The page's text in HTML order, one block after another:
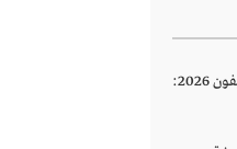
تحميل تطبيق Eashahtech اعاشتك للايفون 2026: